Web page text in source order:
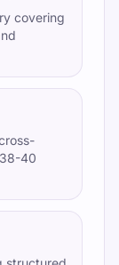
covering
40